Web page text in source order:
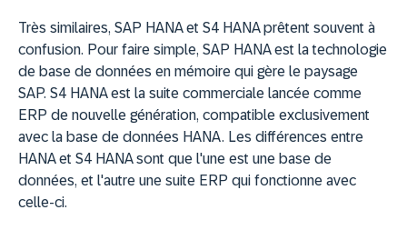
Très similaires, SAP HANA et S4 HANA prêtent souvent à
confusion. Pour faire simple, SAP HANA est la technologie
de base de données en mémoire qui gère le paysage
SAP. S4 HANA est la suite commerciale lancée comme
ERP de nouvelle génération, compatible exclusivement
avec la base de données HANA. Les différences entre
HANA et S4 HANA sont que l'une est une base de
données, et l'autre une suite ERP qui fonctionne avec
celle-ci.